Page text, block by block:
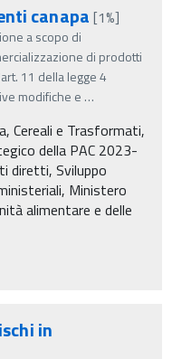
canapa [1%]
a scopo di
di prodotti
11 della legge 4
modifiche e …
Cereali e Trasformati,
della PAC 2023-
diretti, Sviluppo
Ministero
alimentare e delle
in